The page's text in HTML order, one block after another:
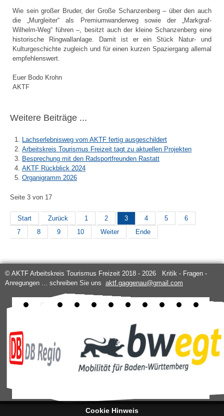
Wie sein großer Bruder, der Große Schanzenberg – über den auch
die „Murgleiter“ als Premiumwanderweg sowie der „Markgraf-
Wilhelm-Weg“ führen –, besitzt auch der kleine Schanzenberg eine
historische Ringwallanlage. Damit ist er ein Stück Natur- und
Kulturgeschichte zugleich und für einen kurzen Spaziergang allemal
empfehlenswert.
Euer Bodo Krohn
AKTF
Weitere Beiträge ...
Lachserlebnisweg vom AKTF fertig ausgeschildert
Arbeitskreis Tourismus Freizeit tagt zu aktuellen Projekten
Besprechung mit den Radsportfreunden Rastatt
AKTF Rückblick 2024
Organigramm 2026
Seite 3 von 17
Start Zurück 1 2 3 4 5
6
7
8 9 10 Weiter Ende
© AKTF Arbeitskreis Tourismus Freizeit 2018 - 2026 Kritik - Fragen -
Anregungen ... schreiben Sie uns aktf.gaggenau@gmail.com
Cookie Hinweis